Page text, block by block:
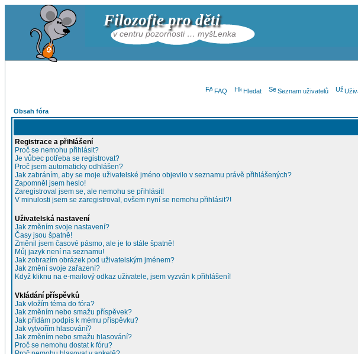
Filozofie pro děti
v centru pozornosti … myšLenka
FAQ Hledat Seznam uživatelů
Obsah fóra
Registrace a přihlášení
Proč se nemohu přihlásit?
Je vůbec potřeba se registrovat?
Proč jsem automaticky odhlášen?
Jak zabráním, aby se moje uživatelské jméno objevilo v seznamu právě přihlášených?
Zapomněl jsem heslo!
Zaregistroval jsem se, ale nemohu se přihlásit!
V minulosti jsem se zaregistroval, ovšem nyní se nemohu přihlásit?!
Uživatelská nastavení
Jak změním svoje nastavení?
Časy jsou špatně!
Změnil jsem časové pásmo, ale je to stále špatně!
Můj jazyk není na seznamu!
Jak zobrazím obrázek pod uživatelským jménem?
Jak změní svoje zařazení?
Když kliknu na e-mailový odkaz uživatele, jsem vyzván k přihlášení!
Vkládání příspěvků
Jak vložím téma do fóra?
Jak změním nebo smažu příspěvek?
Jak přidám podpis k mému příspěvku?
Jak vytvořím hlasování?
Jak změním nebo smažu hlasování?
Proč se nemohu dostat k fóru?